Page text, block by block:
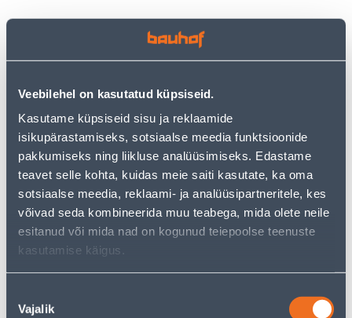
Veebilehel on kasutatud küpsiseid.
Kasutame küpsiseid sisu ja reklaamide
isikupärastamiseks, sotsiaalse meedia funktsioonide
pakkumiseks ning liikluse analüüsimiseks. Edastame
teavet selle kohta, kuidas meie saiti kasutate, ka oma
sotsiaalse meedia, reklaami- ja analüüsipartneritele, kes
võivad seda kombineerida muu teabega, mida olete neile
esitanud või mida nad on kogunud teiepoolse teenuste
kasutamise käigus.
valik
Vajalik
• Bimetallist augusaag 52 mm.
• Augusae külgedel olevad avad lihtsustavad välispidist
tolmueemaldamist.
• 14-päevane tagastusõigus.
Eeldatav kojuvedu 3,69 € al. 2-5 tööpäeva
Tarne pakiautomaati al. 2,29 € al. 2-5 tööpäeva